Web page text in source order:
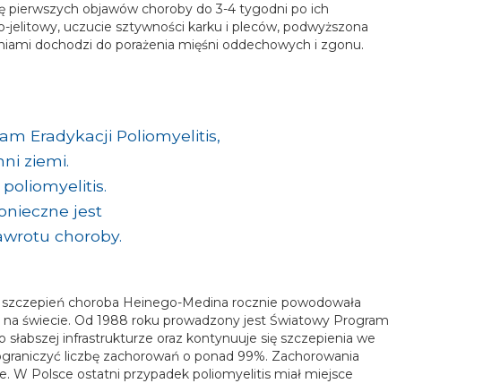
pierwszych objawów choroby do 3-4 tygodni po ich
jelitowy, uczucie sztywności karku i pleców, podwyższona
dochodzi do porażenia mięśni oddechowych i zgonu.
Eradykacji Poliomyelitis,
ziemi.
jest
choroby.
choroba Heinego-Medina rocznie powodowała
świecie. Od 1988 roku prowadzony jest Światowy Program
infrastrukturze oraz kontynuuje się szczepienia we
liczbę zachorowań o ponad 99%. Zachorowania
W Polsce ostatni przypadek poliomyelitis miał miejsce